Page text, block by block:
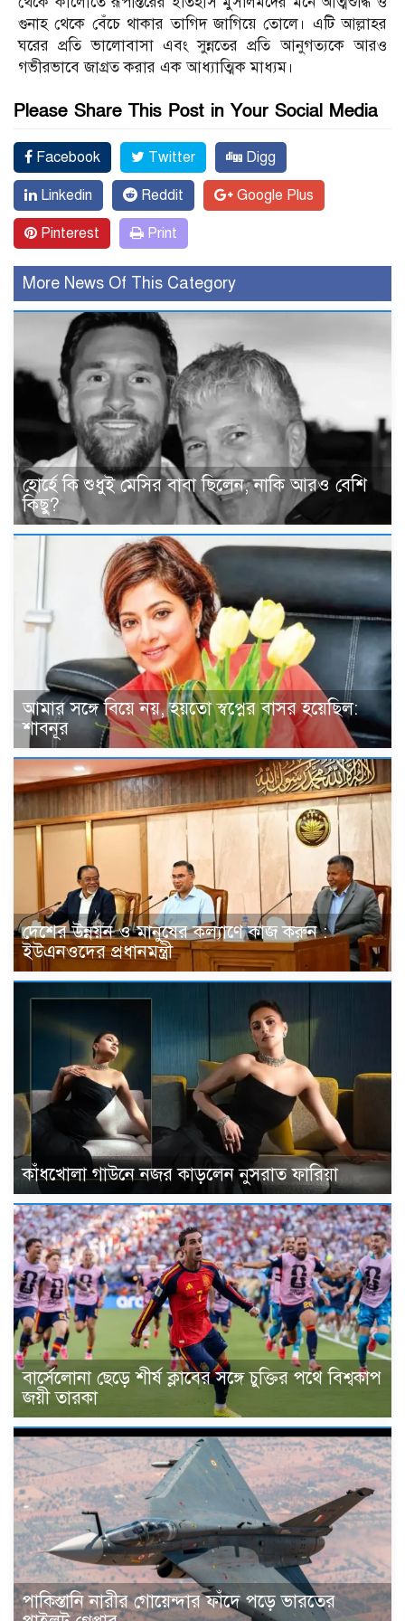
গুনাহ থেকে বেঁচে থাকার তাগিদ জাগিয়ে তোলে। এটি আল্লাহর
ঘরের প্রতি ভালোবাসা এবং সুন্নতের প্রতি আনুগত্যকে আরও
গভীরভাবে জাগ্রত করার এক আধ্যাত্মিক মাধ্যম।
Please Share This Post in Your Social Media
Facebook Twitter Digg
Linkedin Reddit Google Plus
Pinterest Print
More News Of This Category
হোর্হে কি শুধুই মেসির বাবা ছিলেন, নাকি আরও বেশি
কিছু?
আমার সঙ্গে বিয়ে নয়, হয়তো স্বপ্নের বাসর হয়েছিল:
শাবনূর
দেশের উন্নয়ন ও মানুষের কল্যাণে কাজ করুন :
ইউএনওদের প্রধানমন্ত্রী
কাঁধখোলা গাউনে নজর কাড়লেন নুসরাত ফারিয়া
বার্সেলোনা ছেড়ে শীর্ষ ক্লাবের সঙ্গে চুক্তির পথে বিশ্বকাপ
জয়ী তারকা
পাকিস্তানি নারীর গোয়েন্দার ফাঁদে পড়ে ভারতের